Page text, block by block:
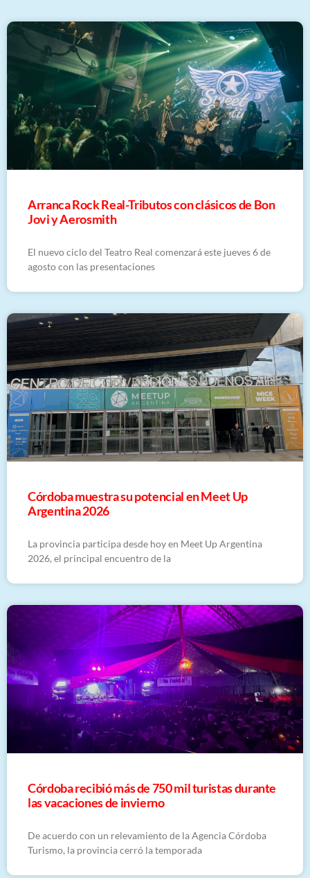
Arranca Rock Real-Tributos con clásicos de Bon
Jovi y Aerosmith
El nuevo ciclo del Teatro Real comenzará este jueves 6 de
agosto con las presentaciones
Córdoba muestra su potencial en Meet Up
Argentina 2026
La provincia participa desde hoy en Meet Up Argentina
2026, el principal encuentro de la
Córdoba recibió más de 750 mil turistas durante
las vacaciones de invierno
De acuerdo con un relevamiento de la Agencia Córdoba
Turismo, la provincia cerró la temporada